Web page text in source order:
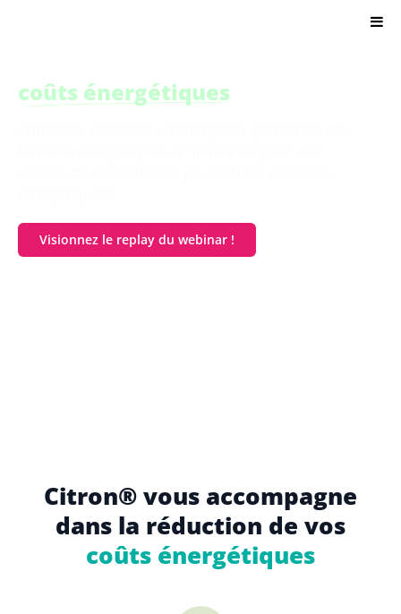
coûts énergétiques
Visionnez le replay du webinar !
Citron® vous accompagne
dans la réduction de vos
coûts énergétiques